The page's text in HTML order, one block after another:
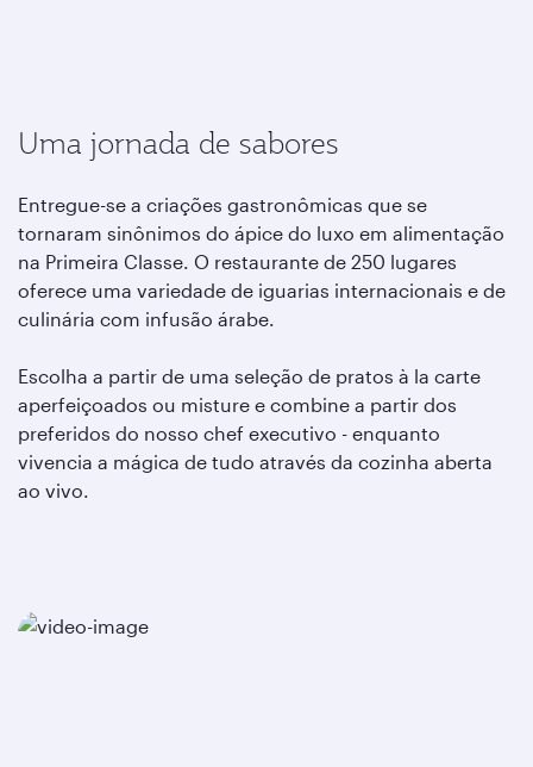
Uma jornada de sabores
Entregue-se a criações gastronômicas que se
tornaram sinônimos do ápice do luxo em alimentação
na Primeira Classe. O restaurante de 250 lugares
oferece uma variedade de iguarias internacionais e de
culinária com infusão árabe.
Escolha a partir de uma seleção de pratos à la carte
aperfeiçoados ou misture e combine a partir dos
preferidos do nosso chef executivo - enquanto
vivencia a mágica de tudo através da cozinha aberta
ao vivo.